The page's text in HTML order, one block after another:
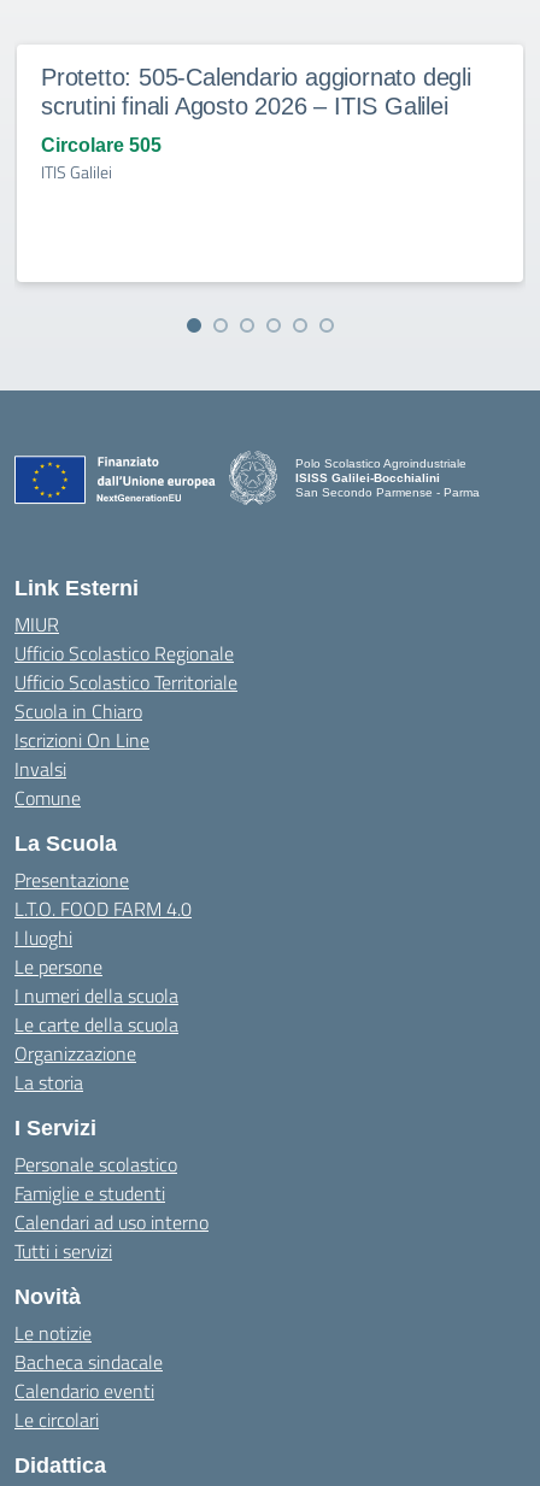
Protetto: 505-Calendario aggiornato degli
scrutini finali Agosto 2026 – ITIS Galilei
Circolare 505
ITIS Galilei
Polo Scolastico Agroindustriale
ISISS Galilei-Bocchialini
San Secondo Parmense - Parma
Link Esterni
MIUR
Ufficio Scolastico Regionale
Ufficio Scolastico Territoriale
Scuola in Chiaro
Iscrizioni On Line
Invalsi
Comune
La Scuola
Presentazione
L.T.O. FOOD FARM 4.0
I luoghi
Le persone
I numeri della scuola
Le carte della scuola
Organizzazione
La storia
I Servizi
Personale scolastico
Famiglie e studenti
Calendari ad uso interno
Tutti i servizi
Novità
Le notizie
Bacheca sindacale
Calendario eventi
Le circolari
Didattica